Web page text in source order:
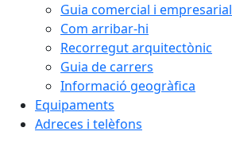
Guia comercial i empresarial
Com arribar-hi
Recorregut arquitectònic
Guia de carrers
Informació geogràfica
Equipaments
Adreces i telèfons